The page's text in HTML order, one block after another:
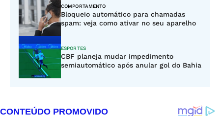
COMPORTAMENTO
Bloqueio automático para chamadas
spam: veja como ativar no seu aparelho
ESPORTES
CBF planeja mudar impedimento
semiautomático após anular gol do Bahia